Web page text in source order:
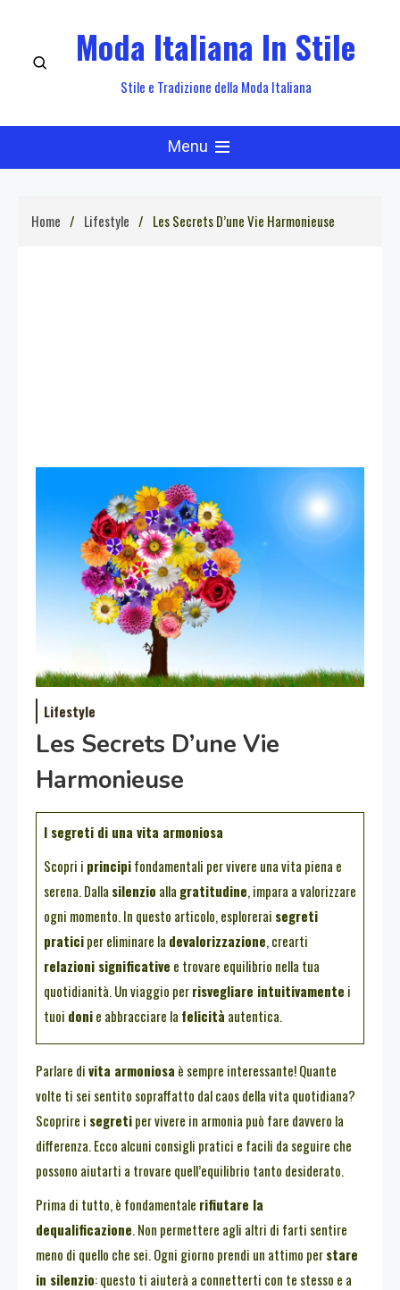
content
Moda Italiana In Stile
Stile e Tradizione della Moda Italiana
Menu
Home Lifestyle Les Secrets D’une Vie Harmonieuse
Lifestyle
Les Secrets D’une Vie
Harmonieuse
I segreti di una vita armoniosa
Scopri i principifondamentali per vivere una vita piena e
serena. Dalla silenzio alla gratitudine, impara a valorizzare
ogni momento. In questo articolo, esplorerai segreti
praticiper eliminare la devalorizzazione, crearti
relazioni significative e trovare equilibrio nella tua
quotidianità. Un viaggio perrisvegliare intuitivamente i
tuoi donie abbracciare la felicità autentica.
Parlare divita armoniosa è sempre interessante! Quante
volte ti sei sentito sopraffatto dal caos della vita quotidiana?
Scoprire i segretiper vivere in armonia può fare davvero la
differenza. Ecco alcuni consigli pratici e facili da seguire che
possono aiutarti a trovare quell’equilibrio tanto desiderato.
Prima di tutto, è fondamentale rifiutare la
dequalificazione. Non permettere agli altri di farti sentire
meno di quello che sei. Ogni giorno prendi un attimo perstare
in silenzio: questo ti aiuterà a connetterti con te stesso e a